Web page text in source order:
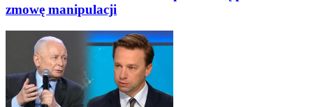
zmowę manipulacji